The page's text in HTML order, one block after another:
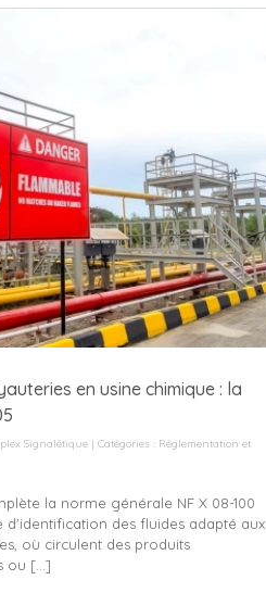
en usine chimique : la
Signalétique | Catégories : Réglementation et
la norme générale NF X 08-100
d'identification des fluides adapté aux
où circulent des produits
ou [...]